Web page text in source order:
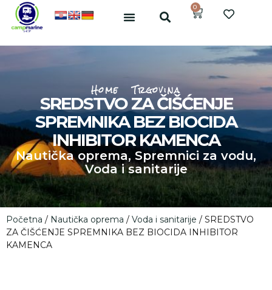
0
Home Trgovina
SREDSTVO ZA ČIŠĆENJE
SPREMNIKA BEZ BIOCIDA
INHIBITOR KAMENCA
Nautička oprema, Spremnici za vodu,
Voda i sanitarije
Početna / Nautička oprema / Voda i sanitarije / SREDSTVO
ZA ČIŠĆENJE SPREMNIKA BEZ BIOCIDA INHIBITOR
KAMENCA